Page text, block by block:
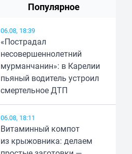
Популярное
06.08, 18:39
«Пострадал
несовершеннолетний
мурманчанин»: в Карелии
пьяный водитель устроил
смертельное ДТП
06.08, 18:11
Витаминный компот
из крыжовника: делаем